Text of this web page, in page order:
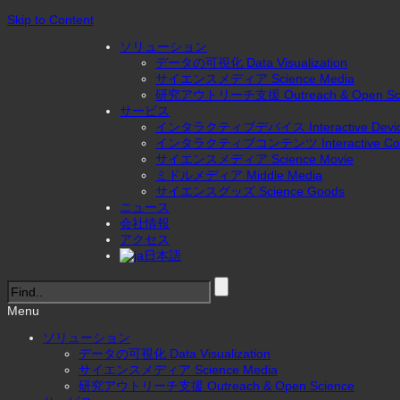
Skip to Content
ソリューション
データの可視化 Data Visualization
サイエンスメディア Science Media
研究アウトリーチ支援 Outreach & Open
サービス
インタラクティブデバイス Interactive
インタラクティブコンテンツ Interactive
サイエンスメディア Science Movie
ミドルメディア Middle Media
サイエンスグッズ Science Goods
ニュース
会社情報
アクセス
日本語
Menu
ソリューション
データの可視化 Data Visualization
サイエンスメディア Science Media
研究アウトリーチ支援 Outreach & Open Science